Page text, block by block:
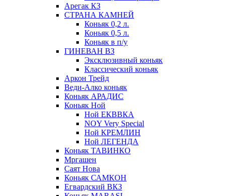
Арегак КЗ
СТРАНА КАМНЕЙ
Коньяк 0,2 л.
Коньяк 0,5 л.
Коньяк в п/у
ГИНЕВАН ВЗ
Эксклюзивный коньяк
Классический коньяк
Аркон Трейд
Веди-Алко коньяк
Коньяк АРАДИС
Коньяк Ной
Ной ЕКВВКА
NOY Very Special
Ной КРЕМЛИН
Ной ЛЕГЕНДА
Коньяк ТАВИНКО
Мргашен
Саят Нова
Коньяк САМКОН
Егвардский ВКЗ